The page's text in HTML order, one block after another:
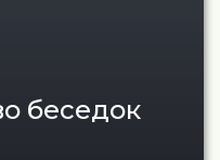
беседок